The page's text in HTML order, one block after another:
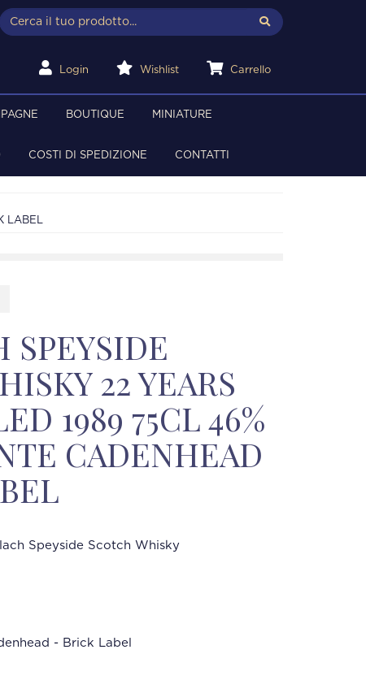
Login Wishlist Carrello
BOUTIQUE MINIATURE
COSTI DI SPEDIZIONE CONTATTI
LABEL
SPEYSIDE
22 YEARS
1989 75CL 46%
CADENHEAD
Speyside Scotch Whisky
- Brick Label